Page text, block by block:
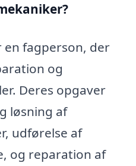
en fagperson, der
og
Deres opgaver
løsning af
udførelse af
og reparation af